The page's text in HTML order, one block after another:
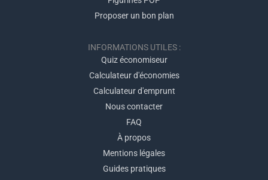
Proposer un bon plan
INFORMATIONS UTILES :
Quiz économiseur
Calculateur d'économies
Calculateur d'emprunt
Nous contacter
FAQ
À propos
Mentions légales
Guides pratiques